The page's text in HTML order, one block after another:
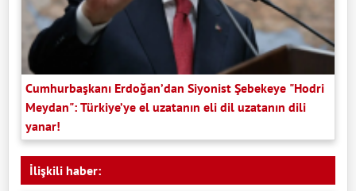
Cumhurbaşkanı Erdoğan’dan Siyonist Şebekeye "Hodri
Meydan": Türkiye’ye el uzatanın eli dil uzatanın dili
yanar!
İlişkili haber: